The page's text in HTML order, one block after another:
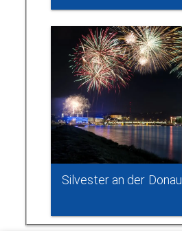
Silvester an der Donau